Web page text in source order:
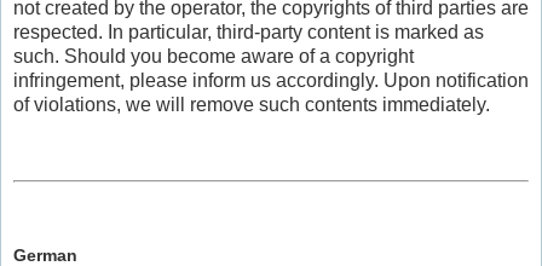
not created by the operator, the copyrights of third parties are
respected. In particular, third-party content is marked as
such. Should you become aware of a copyright
infringement, please inform us accordingly. Upon notification
of violations, we will remove such contents immediately.
German